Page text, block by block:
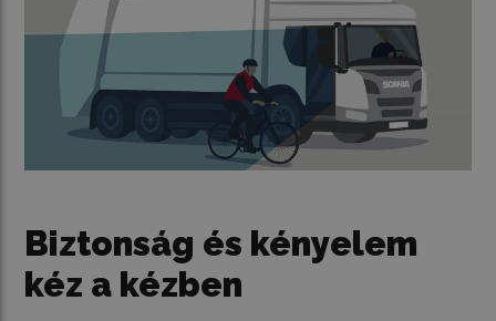
Biztonság és kényelem
kéz a kézben